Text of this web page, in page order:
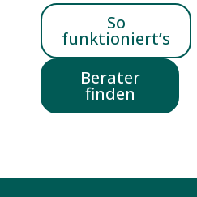
So
funktioniert’s
Berater
finden